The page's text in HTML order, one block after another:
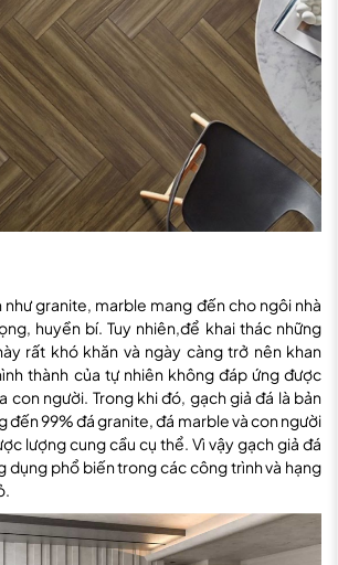
như granite, marble mang đến cho ngôi nhà
huyền bí. Tuy nhiên,để khai thác những
rất khó khăn và ngày càng trở nên khan
thành của tự nhiên không đáp ứng được
con người. Trong khi đó, gạch giả đá là bản
đến 99% đá granite, đá marble và con người
lượng cung cầu cụ thể. Vì vậy gạch giả đá
dụng phổ biến trong các công trình và hạng